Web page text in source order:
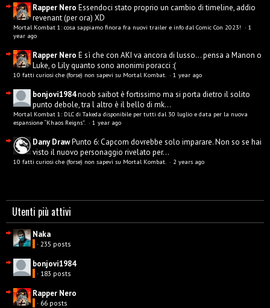
Rapper Nero Essendoci stato proprio un cambio di timeline, addio
revenant (per ora) XD
Mortal Kombat 1: cosa sappiamo finora fra nuovi trailer e info dal Comic Con 2023! · 1
year ago
Rapper Nero E sì che con AKI va ancora di lusso... pensa a Manon o
Luke, o Lily quanto sono anonimi poracci :(
10 fatti curiosi che (forse) non sapevi su Mortal Kombat. · 1 year ago
bonjovi1984noob saibot è fortissimo ma si porta dietro il solito
punto debole, tra l altro è il bello di mk...
Mortal Kombat 1: DLC di Takeda disponibile per tutti dal 30 luglio e data per la nuova
espansione “Khaos Reigns”. · 1 year ago
Dany DrawPunto 6: Capcom dovrebbe solo imparare. Non so se hai
visto il nuovo personaggio rivelato per...
10 fatti curiosi che (forse) non sapevi su Mortal Kombat. · 2 years ago
Utenti più attivi
Naka
· 235 posts
bonjovi1984
· 183 posts
Rapper Nero
· 66 posts